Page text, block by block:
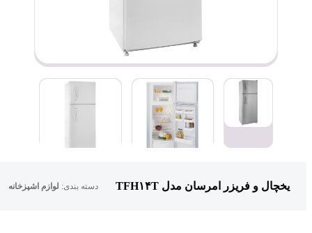
یخچال و فریزر امرسان مدل TFH۱۴T دسته بندی:لوازم اشپزخانه